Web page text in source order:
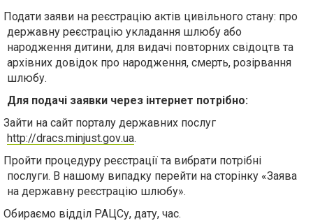
Подати заяви на реєстрацію актів цивільного стану: про
державну реєстрацію укладання шлюбу або
народження дитини, для видачі повторних свідоцтв та
архівних довідок про народження, смерть, розірвання
шлюбу.
Для подачі заявки через інтернет потрібно:
Зайти на сайт порталу державних послуг
http://dracs.minjust.gov.ua.
Пройти процедуру реєстрації та вибрати потрібні
послуги. В нашому випадку перейти на сторінку «Заява
на державну реєстрацію шлюбу».
Обираємо відділ РАЦСу, дату, час.